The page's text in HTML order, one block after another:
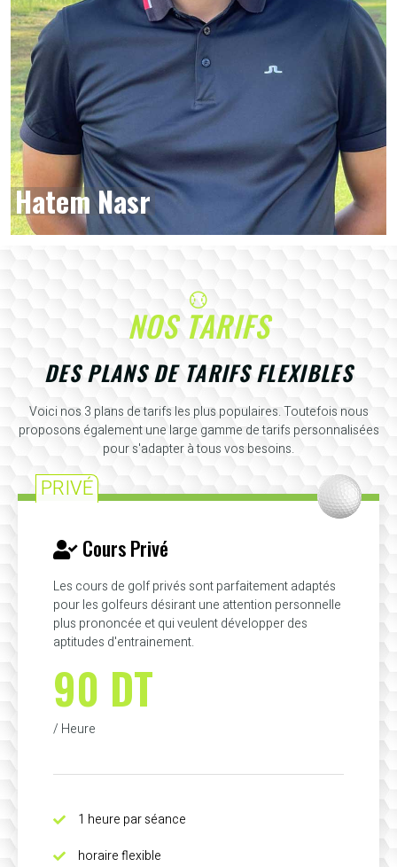
Hatem Nasr
NOS TARIFS
DES PLANS DE TARIFS FLEXIBLES
Voici nos 3 plans de tarifs les plus populaires. Toutefois nous
proposons également une large gamme de tarifs personnalisées
pour s'adapter à tous vos besoins.
PRIVÉ
Cours Privé
Les cours de golf privés sont parfaitement adaptés
pour les golfeurs désirant une attention personnelle
plus prononcée et qui veulent développer des
aptitudes d'entrainement.
90 DT
/ Heure
1 heure par séance
horaire flexible